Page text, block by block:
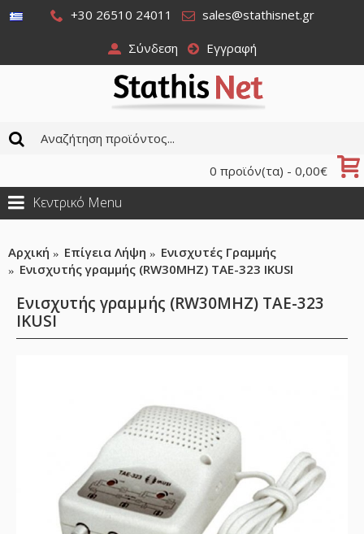
+30 26510 24011 sales@stathisnet.gr
Σύνδεση Εγγραφή
0 προϊόν(τα) - 0,00€
Κεντρικό Menu
Αρχική Επίγεια Λήψη
Ενισχυτές Γραμμής
Ενισχυτής γραμμής (RW30MHZ) TAE-323 IKUSI
Ενισχυτής γραμμής (RW30MHZ) TAE-323
IKUSI